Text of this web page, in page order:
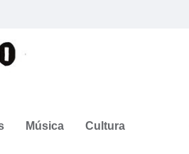
Música Cultura